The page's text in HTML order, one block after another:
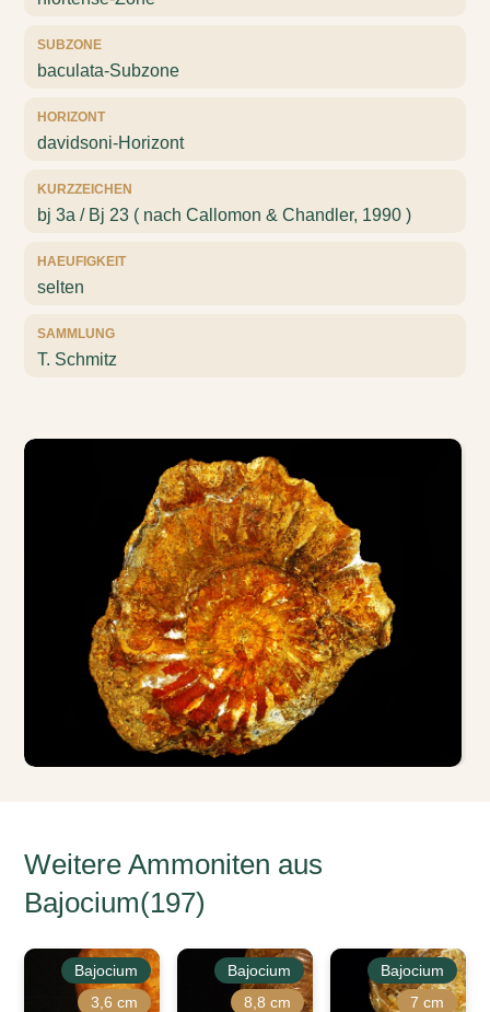
SUBZONE
baculata-Subzone
HORIZONT
davidsoni-Horizont
KURZZEICHEN
bj 3a / Bj 23 ( nach Callomon & Chandler, 1990 )
HAEUFIGKEIT
selten
SAMMLUNG
T. Schmitz
Weitere Ammoniten aus
Bajocium(197)
Bajocium
3,6 cm
Bajocium
8,8 cm
Bajocium
7 cm